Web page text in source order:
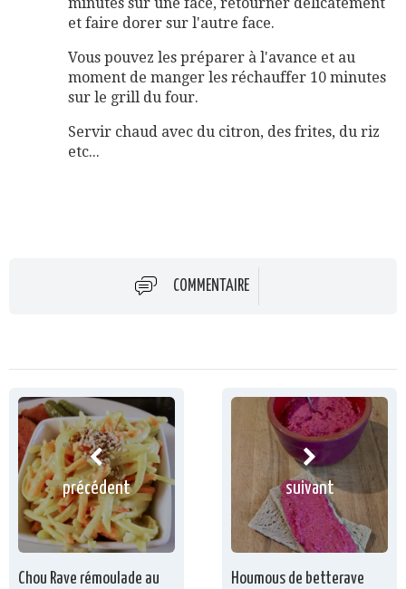
et faire dorer sur l'autre face.
Vous pouvez les préparer à l'avance et au
moment de manger les réchauffer 10 minutes
sur le grill du four.
Servir chaud avec du citron, des frites, du riz
etc...
COMMENTAIRE
précédent
Chou Rave rémoulade au
suivant
Houmous de betterave